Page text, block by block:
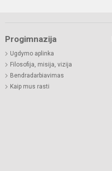
Progimnazija
Ugdymo aplinka
Filosofija, misija, vizija
Bendradarbiavimas
Kaip mus rasti